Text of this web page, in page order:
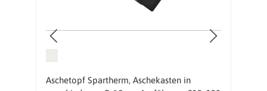
Aschetopf Spartherm, Aschekasten in